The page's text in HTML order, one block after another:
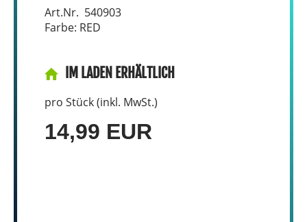
Art.Nr. 540903
Farbe: RED
IM LADEN ERHÄLTLICH
pro Stück (inkl. MwSt.)
14,99 EUR